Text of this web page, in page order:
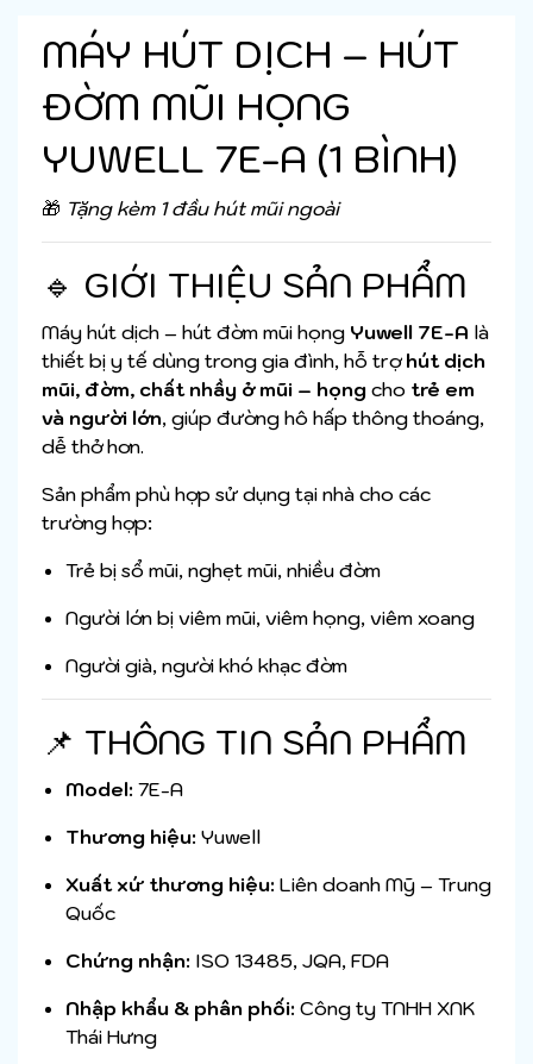
MÁY HÚT DỊCH – HÚT
ĐỜM MŨI HỌNG
YUWELL 7E-A (1 BÌNH)
🎁 Tặng kèm 1 đầu hút mũi ngoài
🔹 GIỚI THIỆU SẢN PHẨM
Máy hút dịch – hút đờm mũi họng Yuwell 7E-A là
thiết bị y tế dùng trong gia đình, hỗ trợhút dịch
mũi, đờm, chất nhầy ở mũi – họng cho trẻ em
và người lớn, giúp đường hô hấp thông thoáng,
dễ thở hơn.
Sản phẩm phù hợp sử dụng tại nhà cho các
trường hợp:
Trẻ bị sổ mũi, nghẹt mũi, nhiều đờm
Người lớn bị viêm mũi, viêm họng, viêm xoang
Người già, người khó khạc đờm
📌 THÔNG TIN SẢN PHẨM
Model: 7E-A
Thương hiệu: Yuwell
Xuất xứ thương hiệu: Liên doanh Mỹ – Trung
Quốc
Chứng nhận: ISO 13485, JQA, FDA
Nhập khẩu & phân phối: Công ty TNHH XNK
Thái Hưng